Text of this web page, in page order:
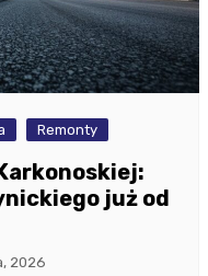
Remonty
już od
2026